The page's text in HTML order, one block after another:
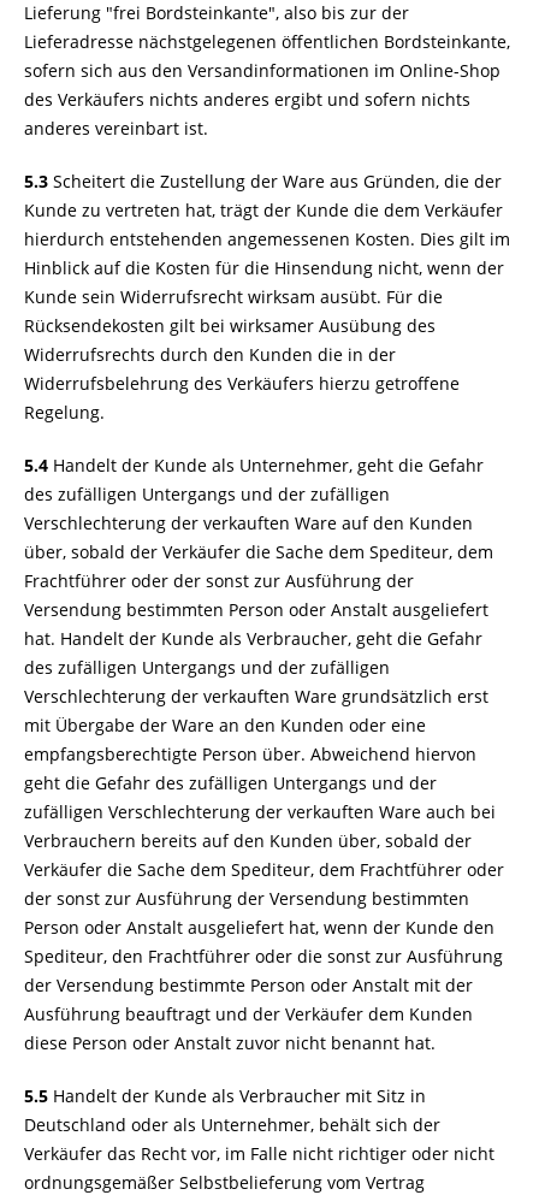
Lieferung "frei Bordsteinkante", also bis zur der
Lieferadresse nächstgelegenen öffentlichen Bordsteinkante,
sofern sich aus den Versandinformationen im Online-Shop
des Verkäufers nichts anderes ergibt und sofern nichts
anderes vereinbart ist.
5.3 Scheitert die Zustellung der Ware aus Gründen, die der
Kunde zu vertreten hat, trägt der Kunde die dem Verkäufer
hierdurch entstehenden angemessenen Kosten. Dies gilt im
Hinblick auf die Kosten für die Hinsendung nicht, wenn der
Kunde sein Widerrufsrecht wirksam ausübt. Für die
Rücksendekosten gilt bei wirksamer Ausübung des
Widerrufsrechts durch den Kunden die in der
Widerrufsbelehrung des Verkäufers hierzu getroffene
Regelung.
5.4 Handelt der Kunde als Unternehmer, geht die Gefahr
des zufälligen Untergangs und der zufälligen
Verschlechterung der verkauften Ware auf den Kunden
über, sobald der Verkäufer die Sache dem Spediteur, dem
Frachtführer oder der sonst zur Ausführung der
Versendung bestimmten Person oder Anstalt ausgeliefert
hat. Handelt der Kunde als Verbraucher, geht die Gefahr
des zufälligen Untergangs und der zufälligen
Verschlechterung der verkauften Ware grundsätzlich erst
mit Übergabe der Ware an den Kunden oder eine
empfangsberechtigte Person über. Abweichend hiervon
geht die Gefahr des zufälligen Untergangs und der
zufälligen Verschlechterung der verkauften Ware auch bei
Verbrauchern bereits auf den Kunden über, sobald der
Verkäufer die Sache dem Spediteur, dem Frachtführer oder
der sonst zur Ausführung der Versendung bestimmten
Person oder Anstalt ausgeliefert hat, wenn der Kunde den
Spediteur, den Frachtführer oder die sonst zur Ausführung
der Versendung bestimmte Person oder Anstalt mit der
Ausführung beauftragt und der Verkäufer dem Kunden
diese Person oder Anstalt zuvor nicht benannt hat.
5.5 Handelt der Kunde als Verbraucher mit Sitz in
Deutschland oder als Unternehmer, behält sich der
Verkäufer das Recht vor, im Falle nicht richtiger oder nicht
ordnungsgemäßer Selbstbelieferung vom Vertrag